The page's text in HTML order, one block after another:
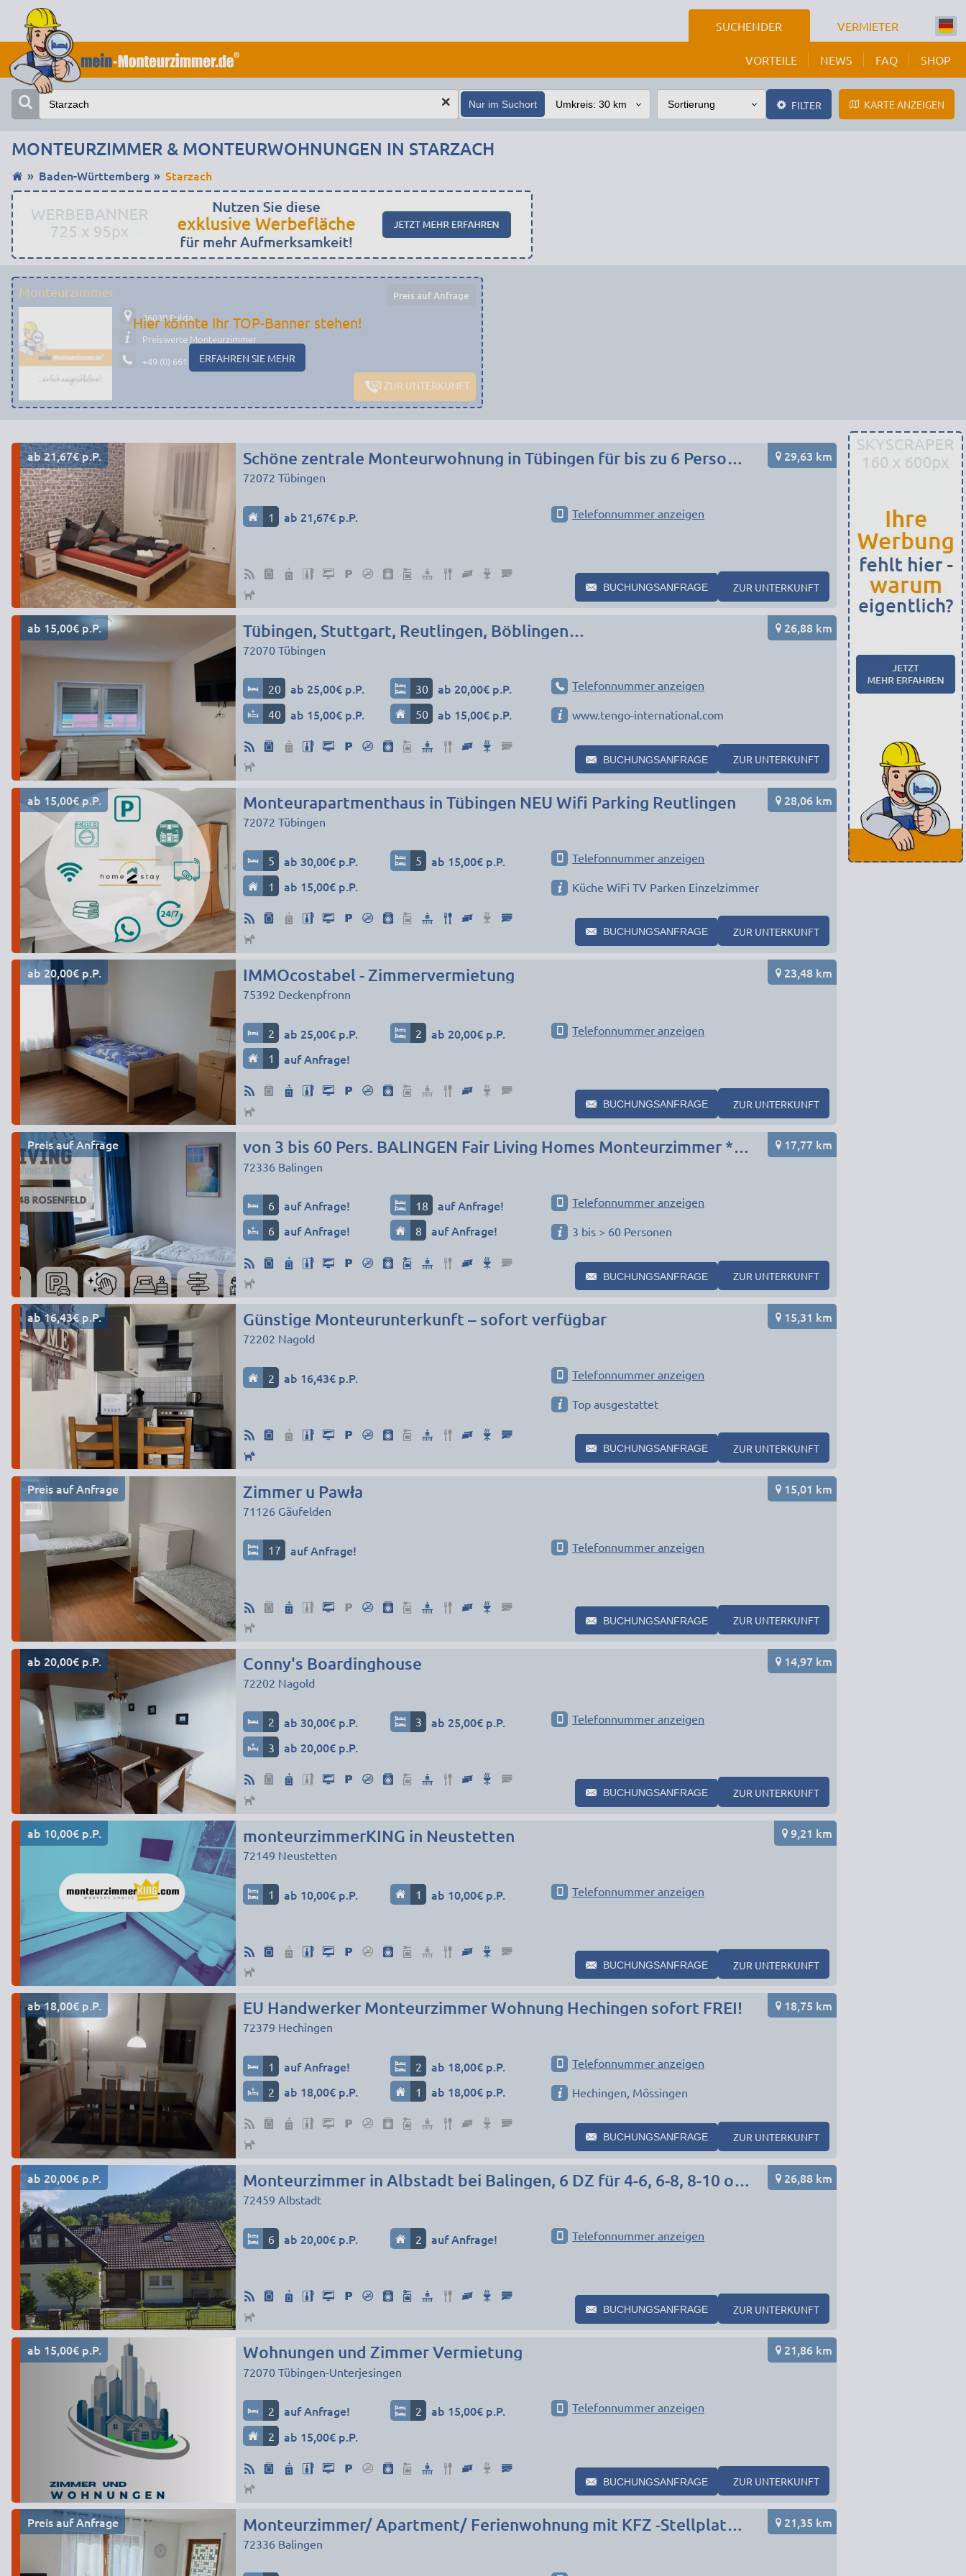
SUCHENDER VERMIETER
VORTEILE NEWS FAQ SHOP
Nur im Suchort FILTER KARTE ANZEIGEN
MONTEURZIMMER & MONTEURWOHNUNGEN IN STARZACH
Baden-Württemberg Starzach
Monteurzimmer Preis auf Anfrage
36039 Fulda
Preiswerte Monteurzimmer
+49 (0) 661 - 29 19 14 19
ZUR UNTERKUNFT
Hier könnte Ihr TOP-Banner stehen!
ERFAHREN SIE MEHR
ab 21,67€ p.P. Schöne zentrale Monteurwohnung in Tübingen für bis zu 6 Personen
72072 Tübingen
29,63 km
1 ab 21,67€ p.P. Telefonnummer anzeigen
BUCHUNGSANFRAGE ZUR UNTERKUNFT
ab 15,00€ p.P. Tübingen, Stuttgart, Reutlingen, Böblingen…
72070 Tübingen
26,88 km
20 ab 25,00€ p.P. 30 ab 20,00€ p.P.
40 ab 15,00€ p.P. 50 ab 15,00€ p.P.
Telefonnummer anzeigen
www.tengo-international.com
BUCHUNGSANFRAGE ZUR UNTERKUNFT
ab 15,00€ p.P. Monteurapartmenthaus in Tübingen NEU Wifi Parking Reutlingen
72072 Tübingen
28,06 km
5 ab 30,00€ p.P. 5 ab 15,00€ p.P.
1 ab 15,00€ p.P.
Telefonnummer anzeigen
Küche WiFi TV Parken Einzelzimmer
BUCHUNGSANFRAGE ZUR UNTERKUNFT
ab 20,00€ p.P. IMMOcostabel - Zimmervermietung
75392 Deckenpfronn
23,48 km
2 ab 25,00€ p.P. 2 ab 20,00€ p.P.
1 auf Anfrage!
Telefonnummer anzeigen
BUCHUNGSANFRAGE ZUR UNTERKUNFT
Preis auf Anfrage von 3 bis 60 Pers. BALINGEN Fair Living Homes Monteurzimmer * Unterkunft für Profis gut & günstig + Apartment + Monteurzimmer + Zi
72336 Balingen
17,77 km
6 auf Anfrage! 18 auf Anfrage!
6 auf Anfrage! 8 auf Anfrage!
Telefonnummer anzeigen
3 bis > 60 Personen
BUCHUNGSANFRAGE ZUR UNTERKUNFT
ab 16,43€ p.P. Günstige Monteurunterkunft – sofort verfügbar
72202 Nagold
15,31 km
2 ab 16,43€ p.P. Telefonnummer anzeigen
Top ausgestattet
BUCHUNGSANFRAGE ZUR UNTERKUNFT
Preis auf Anfrage Zimmer u Pawła
71126 Gäufelden
15,01 km
17 auf Anfrage! Telefonnummer anzeigen
BUCHUNGSANFRAGE ZUR UNTERKUNFT
ab 20,00€ p.P. Conny's Boardinghouse
72202 Nagold
14,97 km
2 ab 30,00€ p.P. 3 ab 25,00€ p.P.
3 ab 20,00€ p.P.
Telefonnummer anzeigen
BUCHUNGSANFRAGE ZUR UNTERKUNFT
ab 10,00€ p.P. monteurzimmerKING in Neustetten
72149 Neustetten
9,21 km
1 ab 10,00€ p.P. 1 ab 10,00€ p.P. Telefonnummer anzeigen
BUCHUNGSANFRAGE ZUR UNTERKUNFT
ab 18,00€ p.P. EU Handwerker Monteurzimmer Wohnung Hechingen sofort FREI!
72379 Hechingen
18,75 km
1 auf Anfrage! 2 ab 18,00€ p.P.
2 ab 18,00€ p.P. 1 ab 18,00€ p.P.
Telefonnummer anzeigen
Hechingen, Mössingen
BUCHUNGSANFRAGE ZUR UNTERKUNFT
ab 20,00€ p.P. Monteurzimmer in Albstadt bei Balingen, 6 DZ für 4-6, 6-8, 8-10 oder 10-12 Personen!
72459 Albstadt
26,88 km
6 ab 20,00€ p.P. 2 auf Anfrage! Telefonnummer anzeigen
BUCHUNGSANFRAGE ZUR UNTERKUNFT
ab 15,00€ p.P. Wohnungen und Zimmer Vermietung
72070 Tübingen-Unterjesingen
21,86 km
2 auf Anfrage! 2 ab 15,00€ p.P.
2 ab 15,00€ p.P.
Telefonnummer anzeigen
BUCHUNGSANFRAGE ZUR UNTERKUNFT
Preis auf Anfrage Monteurzimmer/ Apartment/ Ferienwohnung mit KFZ -Stellplatz und zwei Einzelbetten
72336 Balingen
21,35 km